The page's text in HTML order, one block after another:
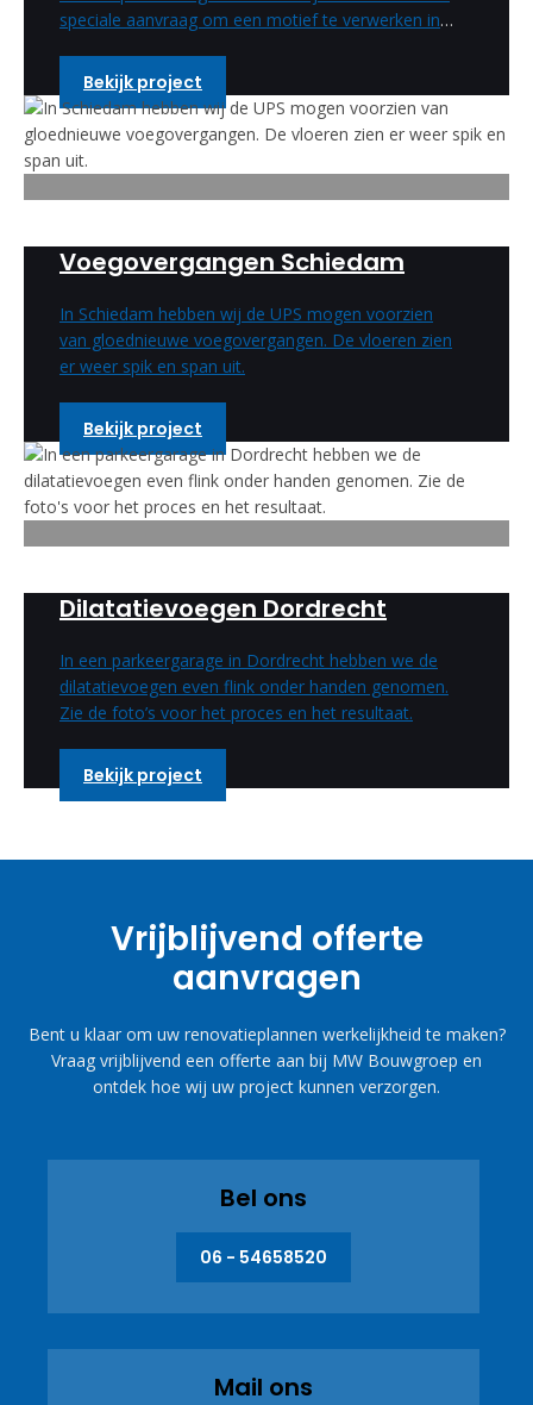
speciale aanvraag om een motief te verwerken in
uitgevoerd en is een enorm mooi resultaat
geworden.
Bekijk project
Voegovergangen Schiedam
In Schiedam hebben wij de UPS mogen voorzien
van gloednieuwe voegovergangen. De vloeren zien
er weer spik en span uit.
Bekijk project
Dilatatievoegen Dordrecht
In een parkeergarage in Dordrecht hebben we de
dilatatievoegen even flink onder handen genomen.
Zie de foto’s voor het proces en het resultaat.
Bekijk project
Vrijblijvend offerte
aanvragen
Bent u klaar om uw renovatieplannen werkelijkheid te maken?
Vraag vrijblijvend een offerte aan bij MW Bouwgroep en
ontdek hoe wij uw project kunnen verzorgen.
Bel ons
06 - 54658520
Mail ons